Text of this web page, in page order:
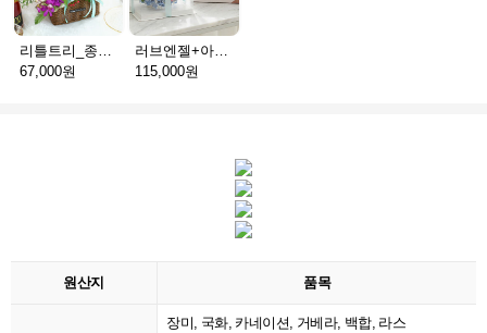
67,000원
115,000원
원산지 품목
장미, 국화, 카네이션, 거베라, 백합, 라스